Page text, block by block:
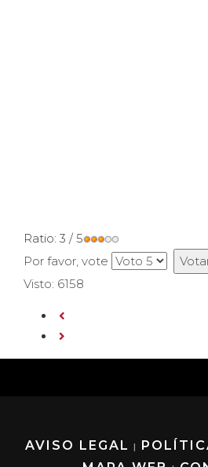
Ratio: 3 / 5
Por favor, vote
Visto: 6158
AVISO LEGAL |